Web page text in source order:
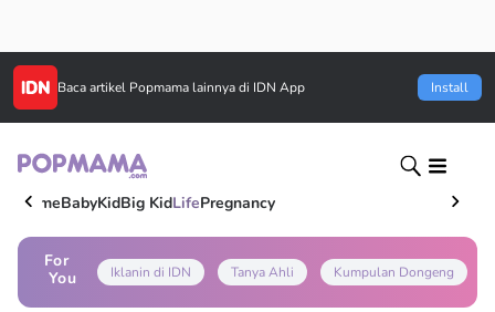
Baca artikel Popmama lainnya di IDN App Install
HomeBabyKidBig KidLifePregnancy
For
You
Iklanin di IDN Tanya Ahli Kumpulan Dongeng